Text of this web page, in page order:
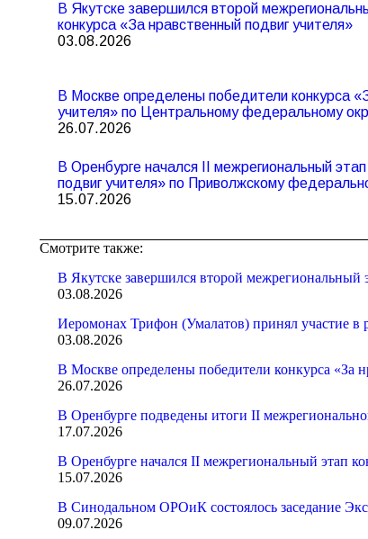
В Якутске завершился второй
конкурса «За нравственный подвиг учителя»
03.08.2026
В Москве определены победители конкурса
учителя» по Центральному федеральному
26.07.2026
В Оренбурге начался II межрегиональный
подвиг учителя» по Приволжскому
15.07.2026
Смотрите также:
В Якутске завершился второй межрегиональный
03.08.2026
Иеромонах Трифон (Умалатов) принял участие в
03.08.2026
В Москве определены победители конкурса «За
26.07.2026
В Оренбурге подведены итоги II
17.07.2026
В Оренбурге начался II межрегиональный этап
15.07.2026
В Синодальном ОРОиК состоялось заседание
09.07.2026